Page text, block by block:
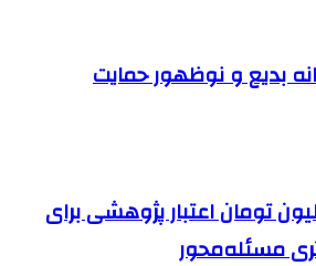
بدیع و نوظهور حمایت
۵۰۰ میلیون تومان اعتبار پژوهشی برای
مسئله‌محور